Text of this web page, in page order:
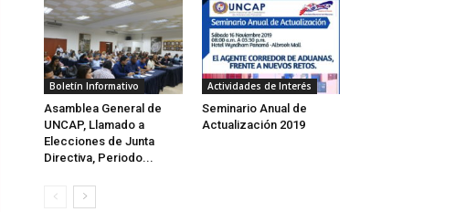
Boletín Informativo
Asamblea General de
UNCAP, Llamado a
Elecciones de Junta
Directiva, Periodo...
Actividades de Interés
Seminario Anual de
Actualización 2019